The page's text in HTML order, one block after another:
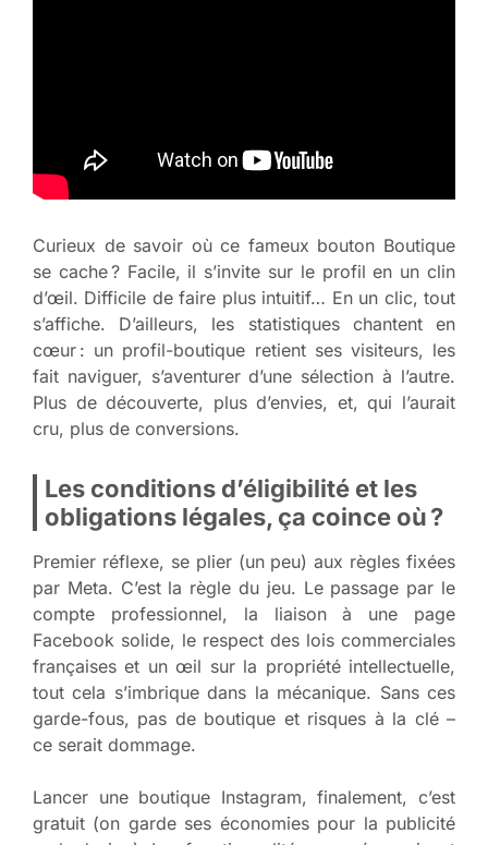
Curieux de savoir où ce fameux bouton Boutique
se cache ? Facile, il s’invite sur le profil en un clin
d’œil. Difficile de faire plus intuitif… En un clic, tout
s’affiche. D’ailleurs, les statistiques chantent en
cœur : un profil-boutique retient ses visiteurs, les
fait naviguer, s’aventurer d’une sélection à l’autre.
Plus de découverte, plus d’envies, et, qui l’aurait
cru, plus de conversions.
Les conditions d’éligibilité et les
obligations légales, ça coince où ?
Premier réflexe, se plier (un peu) aux règles fixées
par Meta. C’est la règle du jeu. Le passage par le
compte professionnel, la liaison à une page
Facebook solide, le respect des lois commerciales
françaises et un œil sur la propriété intellectuelle,
tout cela s’imbrique dans la mécanique. Sans ces
garde-fous, pas de boutique et risques à la clé –
ce serait dommage.
Lancer une boutique Instagram, finalement, c’est
gratuit (on garde ses économies pour la publicité